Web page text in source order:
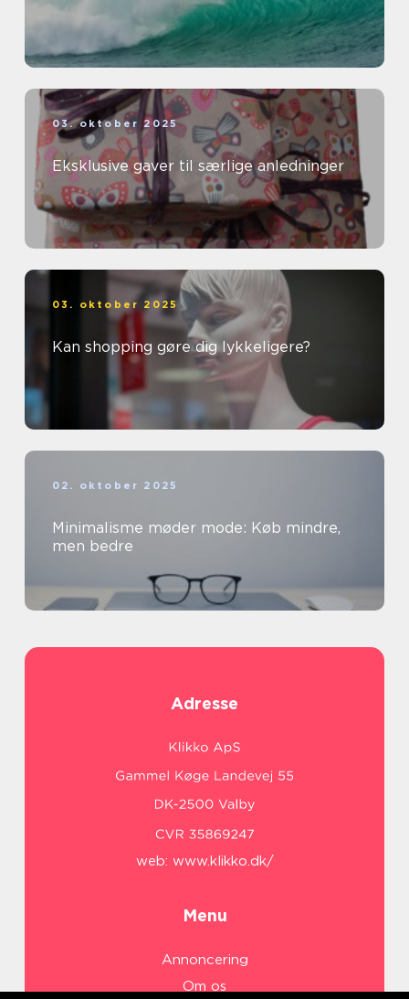
03. oktober 2025
Eksklusive gaver til særlige anledninger
03. oktober 2025
Kan shopping gøre dig lykkeligere?
02. oktober 2025
Minimalisme møder mode: Køb mindre,
men bedre
Adresse
web: www.klikko.dk/
Menu
Annoncering
Om os